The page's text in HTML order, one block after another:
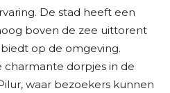
De stad heeft een
boven de zee uittorent
op de omgeving.
charmante dorpjes in de
waar bezoekers kunnen